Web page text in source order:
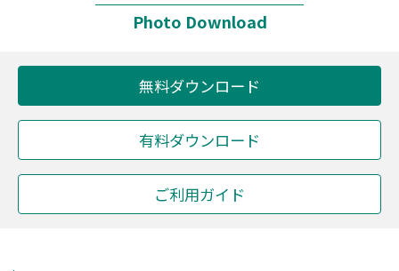
Photo Download
無料ダウンロード
有料ダウンロード
ご利用ガイド